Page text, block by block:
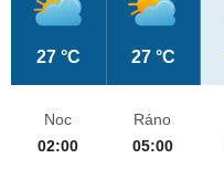
27 °C 27 °C
Noc
02:00
Ráno
05:00